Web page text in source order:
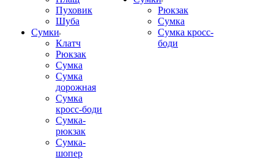
Пуховик
Шуба
Сумки
Клатч
Рюкзак
Сумка
Сумка
дорожная
Сумка
кросс-боди
Сумка-
рюкзак
Сумка-
шопер
Рюкзак
Сумка
Сумка кросс-
боди